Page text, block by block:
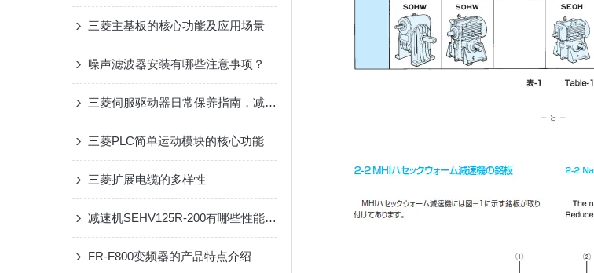
三菱主基板的核心功能及应用场景
噪声滤波器安装有哪些注意事项？
三菱伺服驱动器日常保养指南，减少高温过载停机故障
三菱PLC简单运动模块的核心功能
三菱扩展电缆的多样性
减速机SEHV125R-200有哪些性能参数和特点呢？
FR-F800变频器的产品特点介绍